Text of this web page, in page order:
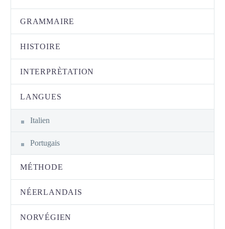
GRAMMAIRE
HISTOIRE
INTERPRÈTATION
LANGUES
Italien
Portugais
MÉTHODE
NÉERLANDAIS
NORVÉGIEN